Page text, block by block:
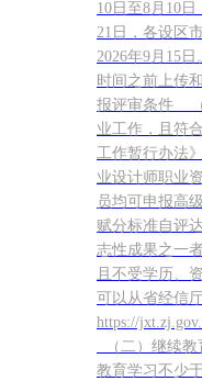
10日至8月10
21日，各设区
2026年9月15
时间之前上传
报评审条件 （
业工作，且符
工作暂行办法
业设计师职业
员均可申报高
赋分标准自评
志性成果之一
且不受学历、
可以从省经信
https://
（二）继续教
教育学习不少